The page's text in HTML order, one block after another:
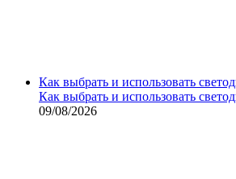
Как выбрать и использовать
Как выбрать и использовать
09/08/2026